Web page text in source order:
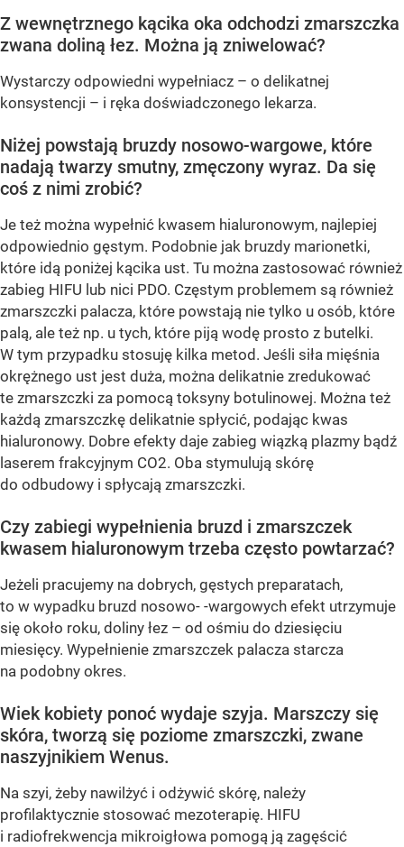
Z wewnętrznego kącika oka odchodzi zmarszczka
zwana doliną łez. Można ją zniwelować?
Wystarczy odpowiedni wypełniacz – o delikatnej
konsystencji – i ręka doświadczonego lekarza.
Niżej powstają bruzdy nosowo-wargowe, które
nadają twarzy smutny, zmęczony wyraz. Da się
coś z nimi zrobić?
Je też można wypełnić kwasem hialuronowym, najlepiej
odpowiednio gęstym. Podobnie jak bruzdy marionetki,
które idą poniżej kącika ust. Tu można zastosować również
zabieg HIFU lub nici PDO. Częstym problemem są również
zmarszczki palacza, które powstają nie tylko u osób, które
palą, ale też np. u tych, które piją wodę prosto z butelki.
W tym przypadku stosuję kilka metod. Jeśli siła mięśnia
okrężnego ust jest duża, można delikatnie zredukować
te zmarszczki za pomocą toksyny botulinowej. Można też
każdą zmarszczkę delikatnie spłycić, podając kwas
hialuronowy. Dobre efekty daje zabieg wiązką plazmy bądź
laserem frakcyjnym CO2. Oba stymulują skórę
do odbudowy i spłycają zmarszczki.
Czy zabiegi wypełnienia bruzd i zmarszczek
kwasem hialuronowym trzeba często powtarzać?
Jeżeli pracujemy na dobrych, gęstych preparatach,
to w wypadku bruzd nosowo- -wargowych efekt utrzymuje
się około roku, doliny łez – od ośmiu do dziesięciu
miesięcy. Wypełnienie zmarszczek palacza starcza
na podobny okres.
Wiek kobiety ponoć wydaje szyja. Marszczy się
skóra, tworzą się poziome zmarszczki, zwane
naszyjnikiem Wenus.
Na szyi, żeby nawilżyć i odżywić skórę, należy
profilaktycznie stosować mezoterapię. HIFU
i radiofrekwencja mikroigłowa pomogą ją zagęścić